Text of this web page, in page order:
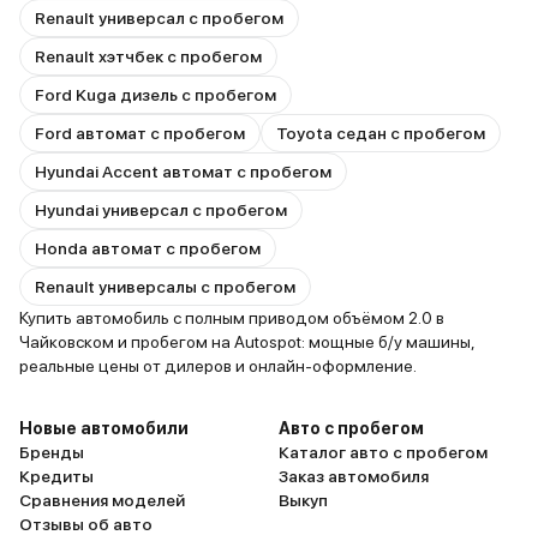
Renault универсал с пробегом
Renault хэтчбек с пробегом
Ford Kuga дизель с пробегом
Ford автомат с пробегом
Toyota седан с пробегом
Hyundai Accent автомат с пробегом
Hyundai универсал с пробегом
Honda автомат с пробегом
Renault универсалы с пробегом
Купить автомобиль с полным приводом объёмом 2.0 в
Чайковском и пробегом на Autospot: мощные б/у машины,
реальные цены от дилеров и онлайн-оформление.
Новые автомобили
Бренды
Кредиты
Сравнения моделей
Отзывы об авто
Авто с пробегом
Каталог авто с пробегом
Заказ автомобиля
Выкуп